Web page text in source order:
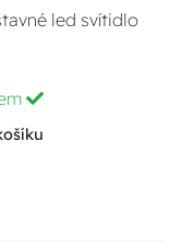
led svítidlo